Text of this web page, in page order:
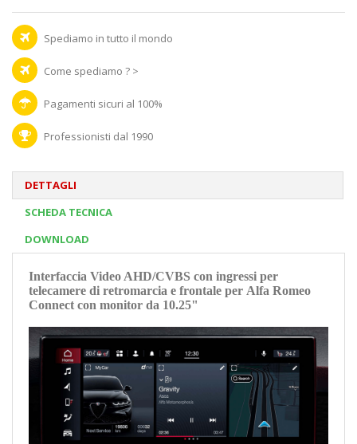
Spediamo in tutto il mondo
Come spediamo ? >
Pagamenti sicuri al 100%
Professionisti dal 1990
DETTAGLI
SCHEDA TECNICA
DOWNLOAD
Interfaccia Video AHD/CVBS con ingressi per
telecamere di retromarcia e frontale per Alfa Romeo
Connect con monitor da 10.25"